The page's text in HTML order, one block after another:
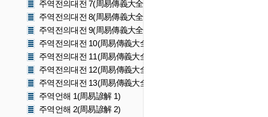
주역전의대전 7(周易傳義大全 7)
주역전의대전 8(周易傳義大全 8)
주역전의대전 9(周易傳義大全 9)
주역전의대전 10(周易傳義大全 10)
주역전의대전 11(周易傳義大全 11)
주역전의대전 12(周易傳義大全 12)
주역전의대전 13(周易傳義大全 13)
주역언해 1(周易諺解 1)
주역언해 2(周易諺解 2)